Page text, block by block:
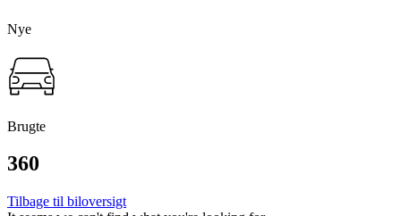
Nye
Brugte
360
Tilbage til biloversigt